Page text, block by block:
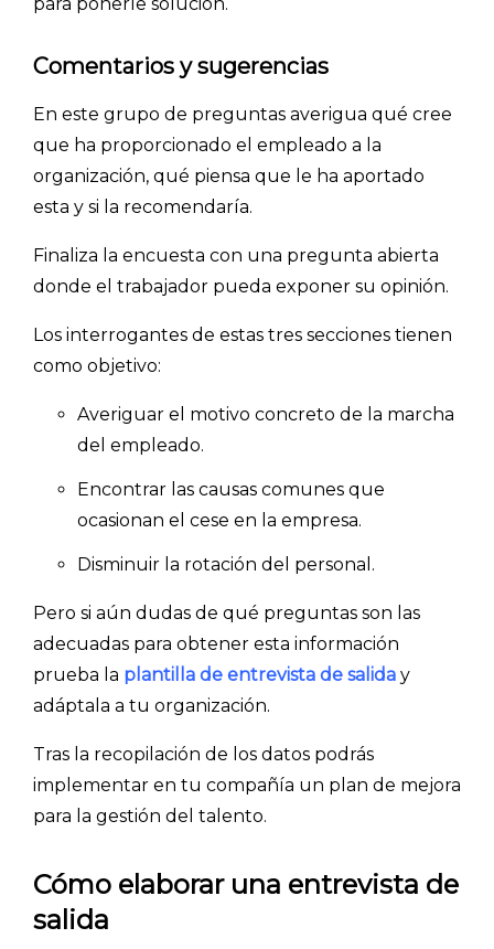
Comentarios y sugerencias
En este grupo de preguntas averigua qué cree
que ha proporcionado el empleado a la
organización, qué piensa que le ha aportado
esta y si la recomendaría.
Finaliza la encuesta con una pregunta abierta
donde el trabajador pueda exponer su opinión.
Los interrogantes de estas tres secciones tienen
como objetivo:
Averiguar el motivo concreto de la marcha
del empleado.
Encontrar las causas comunes que
ocasionan el cese en la empresa.
Disminuir la rotación del personal.
Pero si aún dudas de qué preguntas son las
adecuadas para obtener esta información
prueba la plantilla de entrevista de salida y
adáptala a tu organización.
Tras la recopilación de los datos podrás
implementar en tu compañía un plan de mejora
para la gestión del talento.
Cómo elaborar una entrevista de
salida